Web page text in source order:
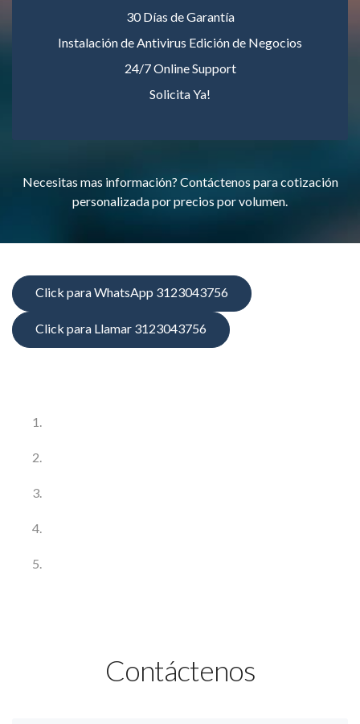
30 Días de Garantía
Instalación de Antivirus Edición de Negocios
24/7 Online Support
Solicita Ya!
Necesitas mas información? Contáctenos para cotización
personalizada por precios por volumen.
Click para WhatsApp 3123043756
Click para Llamar 3123043756
Contáctenos